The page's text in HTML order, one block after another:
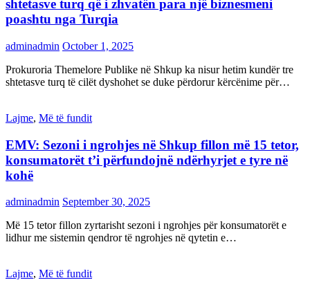
shtetasve turq që i zhvatën para një biznesmeni
poashtu nga Turqia
adminadmin October 1, 2025
Prokuroria Themelore Publike në Shkup ka nisur hetim kundër tre
shtetasve turq të cilët dyshohet se duke përdorur kërcënime për…
Lajme, Më të fundit
EMV: Sezoni i ngrohjes në Shkup fillon më 15 tetor,
konsumatorët t’i përfundojnë ndërhyrjet e tyre në
kohë
adminadmin September 30, 2025
Më 15 tetor fillon zyrtarisht sezoni i ngrohjes për konsumatorët e
lidhur me sistemin qendror të ngrohjes në qytetin e…
Lajme, Më të fundit